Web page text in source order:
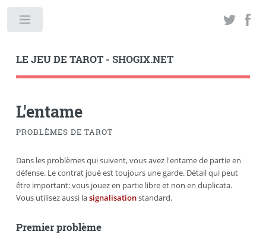
LE JEU DE TAROT- SHOGIX.NET
L'entame
PROBLÈMES DE TAROT
Dans les problèmes qui suivent, vous avez l'entame de partie en
défense. Le contrat joué est toujours une garde. Détail qui peut
être important: vous jouez en partie libre et non en duplicata.
Vous utilisez aussi lasignalisationstandard.
Premier problème